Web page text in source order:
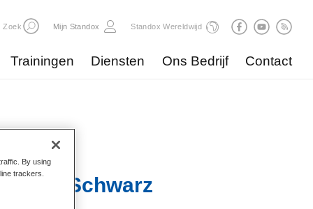
Zoek Mijn Standox Standox Wereldwijd
Trainingen Diensten Ons Bedrijf Contact
Schwarz
By using
trackers.